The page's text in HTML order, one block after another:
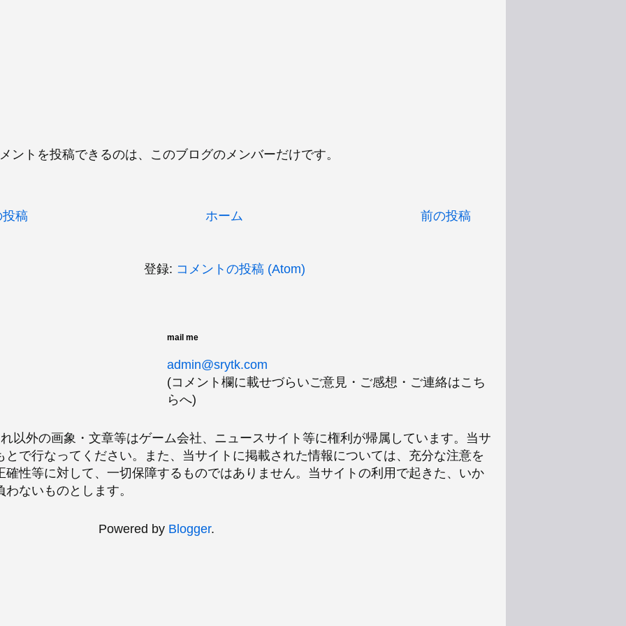
ントを投稿できるのは、このブログのメンバーだけです。
投稿 前の投稿
ホーム
登録: コメントの投稿 (Atom)
mail me
admin@srytk.com
(コメント欄に載せづらいご意見・ご感想・ご連絡はこち
らへ)
以外の画象・文章等はゲーム会社、ニュースサイト等に権利が帰属しています。当サ
で行なってください。また、当サイトに掲載された情報については、充分な注意を
性等に対して、一切保障するものではありません。当サイトの利用で起きた、いか
ないものとします。
Powered by Blogger.